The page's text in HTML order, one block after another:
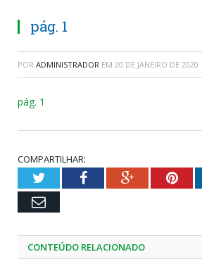
pág. 1
POR ADMINISTRADOR EM 20 DE JANEIRO DE 2020
pág. 1
COMPARTILHAR:
TwitterFacebookGoogle+
Email
CONTEÚDO RELACIONADO